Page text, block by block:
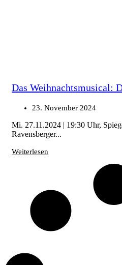
Das Weihnachtsmusical:
23. November 2024
Mi. 27.11.2024 | 19:30 Uhr,
Ravensberger...
Weiterlesen